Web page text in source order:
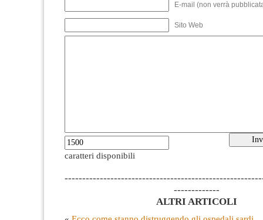
E-mail (non verrà
Sito Web
caratteri disponibili
-------------
ALTRI ARTICOLI